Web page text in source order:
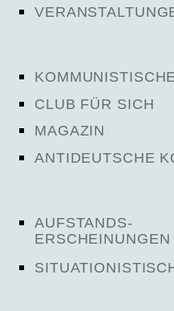
CLUB FÜR SICH
MAGAZIN
ANTIDEUTSCHE
AUFSTANDS-
ERSCHEINUNGEN